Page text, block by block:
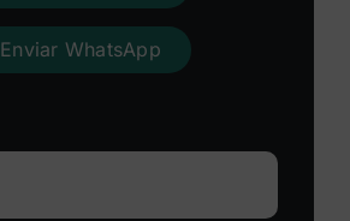
Enviar WhatsApp